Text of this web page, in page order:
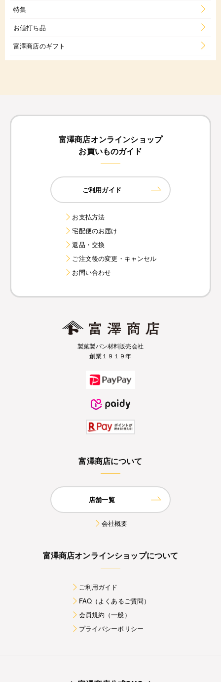
特集
お値打ち品
富澤商店のギフト
富澤商店オンラインショップ
お買いものガイド
ご利用ガイド
お支払方法
宅配便のお届け
返品・交換
ご注文後の変更・キャンセル
お問い合わせ
製菓製パン材料販売会社
創業１９１９年
富澤商店について
店舗一覧
会社概要
富澤商店オンラインショップについて
ご利用ガイド
FAQ（よくあるご質問）
会員規約（一般）
プライバシーポリシー